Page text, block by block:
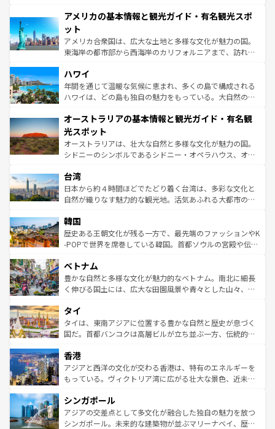
ンツ一覧を参照してほしい。
の建物がそのまま残る町や、スイスならではのユニークな
博物館もあり、アルプス観光だけでなく町歩きも満喫する
ことができる。国民の所得が高いため物価も高いが、旅行
者向けの交通パス提供のサービスもあり、うまく活用すれ
着のスイス情報は
アメリカの基本情報と観光ガイド・有名観光スポ
ット
アメリカ合衆国は、広大な土地と多様な文化が魅力の国。
東海岸の都市部から西海岸のカリフォルニアまで、訪れる
のような巨大都市は、観光、ショッピング、エンターテイ
ンメントが詰まった刺激的なスポットだ。一方、アメリカ
西部には大自然が広がり、グランドキャニオンやイエロー
部のニューオーリンズでは、音楽と美食が融合した独特の
文化が魅力。旅行者はアメリカの各地域で異なる魅力を楽
しみながら、その多様性と豊かな歴史を感じることができ
るだろう。車でのロードトリップや列車の旅も、アメリカ
情報は
ハワイ
年間を通じて温暖な気候に恵まれ、多くの島で構成される
ハワイは、どの島も独自の魅力をもっている。大自然の神
ワイ島は見逃せない。また、定番の観光地といえばオアフ
島だが、静かな自然を求めるならマウイ島やカウアイ島が
おすすめ。エメラルドグリーンに輝く海をはじめ、豊かな
文化や歴史が息づいている。「アロハスピリット」と呼ば
人々、おいしいローカルフードやハワイアンミュージッ
ク、伝統的なフラダンスなど、すべてがハワイの魅力を彩
っている。訪れるたびに新しい発見と感動が待っているハ
はコンテンツ一覧
オーストラリアの基本情報と観光ガイド・有名観
光スポット
オーストラリアは、壮大な自然と多様な文化が魅力の国。
シドニーのシンボルであるシドニー・オペラハウス、オー
リアリーフや大陸中央部にそびえるウルル（エアーズロッ
ク）、タスマニアの美しい原生林やケアンズの熱帯雨林な
ど、見どころがたくさん。また、カフェやワイン、オージ
いる。アクティビティも充実しており、サーフィンやダイ
ビング、ハイキングなど、アウトドア好きにはたまらな
い。オーストラリアの多彩な魅力を存分に味わいつくそ
参照してほしい。
台湾
日本から約４時間ほどでたどり着く台湾は、多彩な文化と
自然が織りなす魅力的な観光地。活気あふれる大都市の台
ン）、静ひつな山岳地帯である台湾東部など、都市の喧騒
と山間の静けさが共存しており、訪れる人に新しい発見と
驚きをもたらしてくれる。また、奥深い台湾の食文化も魅
容にもいいと評判のスイーツなど、バラエティ豊かな料理
が味わえる。 なお、新着の台湾情報は コンテンツ一覧を参
照してほしい。
韓国
歴史ある王朝文化が残る一方で、最先端のファッションやK
-POPで世界を席巻している韓国。首都ソウルの宮殿や伝統
き、地方に足を延ばせば四季折々の自然美を楽しむことが
できる。そして、キムチや焼肉、絶品のストリートフード
まで、さまざまな韓国料理が待っている。夜には、韓国な
リティに包まれながら、韓国の多彩な魅力を心ゆくまで味
わってみてほしい。 なお、新着の韓国情報はコンテンツ一
覧を参照してほしい。
ベトナム
豊かな自然と多様な文化が魅力的なベトナム。南北に細長
く伸びる国土には、広大な田園風景や青々とした山々、世
急速な発展と共に伝統が息づく。ハノイの古い町並みやホ
ーチミン市のフランス統治時代の建物も、独特の雰囲気を
醸し出している。また、バラエティの豊かさとおいしさで
とつ。フォーやバインミー、ベトナムコーヒーなどは、ぜ
ひ現地で味わいたい。どの地域を訪れてもあたたかい人々
が旅行者を迎えてくれるので、きっと忘れられない旅にな
参照してほしい。
タイ
タイは、東南アジアに位置する豊かな自然と歴史が息づく
国だ。首都バンコクは高層ビルが立ち並ぶ一方、伝統的な
の活気が交差している。北部ではチェンマイなどの山岳地
帯で自然と触れ合い、南部ではプーケットやクラビの美し
いビーチでリゾート気分を楽しむことができる。タイ料理
激する。気候は一年中温暖で、どの季節にも異なる楽しみ
が待っている。親しみやすいタイの人々、仏教を中心とし
た文化、そして多様な観光資源が、訪れる旅人を魅了し続
香港
アジアと西洋の文化が交わる香港は、特有のエネルギーを
もっている。ヴィクトリア湾に広がる壮大な景色、近未来
み、どこを訪れても感動するはず。観光スポットが密集し
ており、効率よく見どころを回れるのも魅力。息をのむよ
うな絶景から文化的な体験まで、香港を存分に楽しみ尽く
シンガポール
アジアの交差点として多文化が融合した独自の魅力を放つ
シンガポール。未来的な建築物が並ぶマリーナベイ、歴史